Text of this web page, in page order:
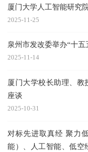
厦门大学人工智能研究
2025-11-25
泉州市发改委举办“十
2025-11-14
厦门大学校长助理、
座谈
2025-10-31
对标先进取真经 聚力
能）、人工智能、低空